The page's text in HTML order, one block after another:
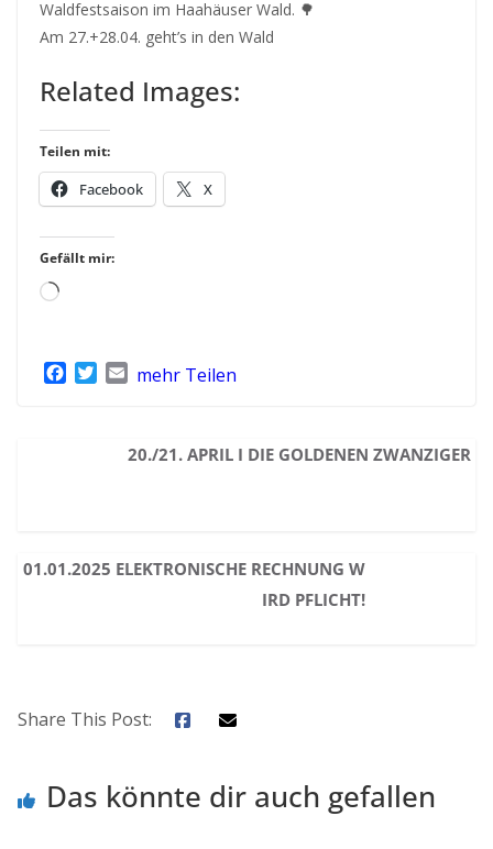
Waldfestsaison im Haahäuser Wald. 🌳
Am 27.+28.04. geht’s in den Wald
Related Images:
Teilen mit:
Facebook X
Gefällt mir:
Wird
l
mehr Teilen
20./21. APRIL I DIE GOLDENEN ZWANZIGER
01.01.2025 ELEKTRONISCHE RECHNUNG W
IRD PFLICHT!
Share This Post:
Das könnte dir auch gefallen